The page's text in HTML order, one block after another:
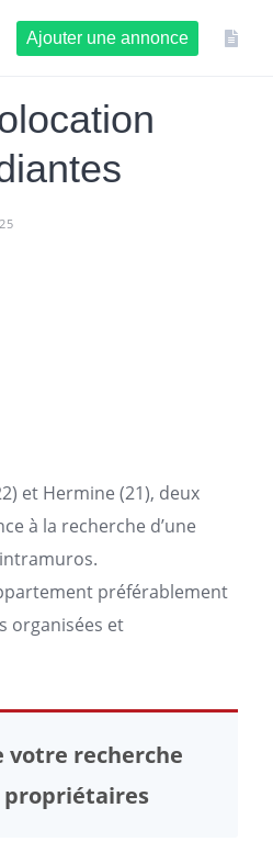
Ajouter une annonce
et Hermine (21), deux
à la recherche d’une
intramuros.
préférablement
organisées et
votre recherche
propriétaires